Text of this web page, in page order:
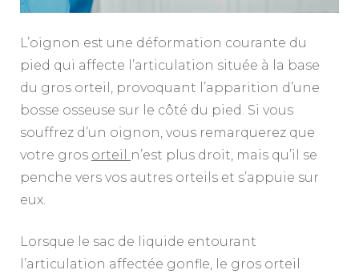
L’oignon est une déformation courante du
pied qui affecte l’articulation située à la base
du gros orteil, provoquant l’apparition d’une
bosse osseuse sur le côté du pied. Si vous
souffrez d’un oignon, vous remarquerez que
votre gros orteil
n’est plus droit, mais qu’il se
penche vers vos autres orteils et s’appuie sur
eux.
Lorsque le sac de liquide entourant
l’articulation affectée gonfle, le gros orteil